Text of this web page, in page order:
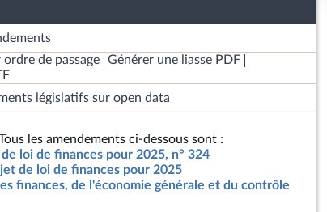
de passage
Générer une liasse PDF
législatifs sur open data
les amendements ci-dessous sont :
loi de finances pour 2025, n° 324
de loi de finances pour 2025
finances, de l'économie générale et du contrôle